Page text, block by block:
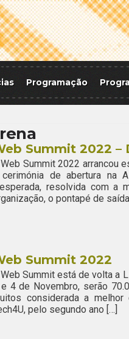
Programação
Summit 2022 –
Summit 2022 arrancou
de abertura na
resolvida com a
o pontapé de
Summit 2022
Summit está de volta a
4 de Novembro, serão
considerada a melhor
pelo segundo ano […]